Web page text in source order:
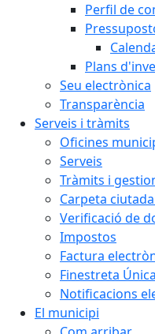
Perfil de
Plans
Seu electrònica
Transparència
Serveis i tràmits
Oficines
Serveis
Tràmits i
Carpeta
Verificació de
Impostos
Factura
Finestreta
Notificacions
El municipi